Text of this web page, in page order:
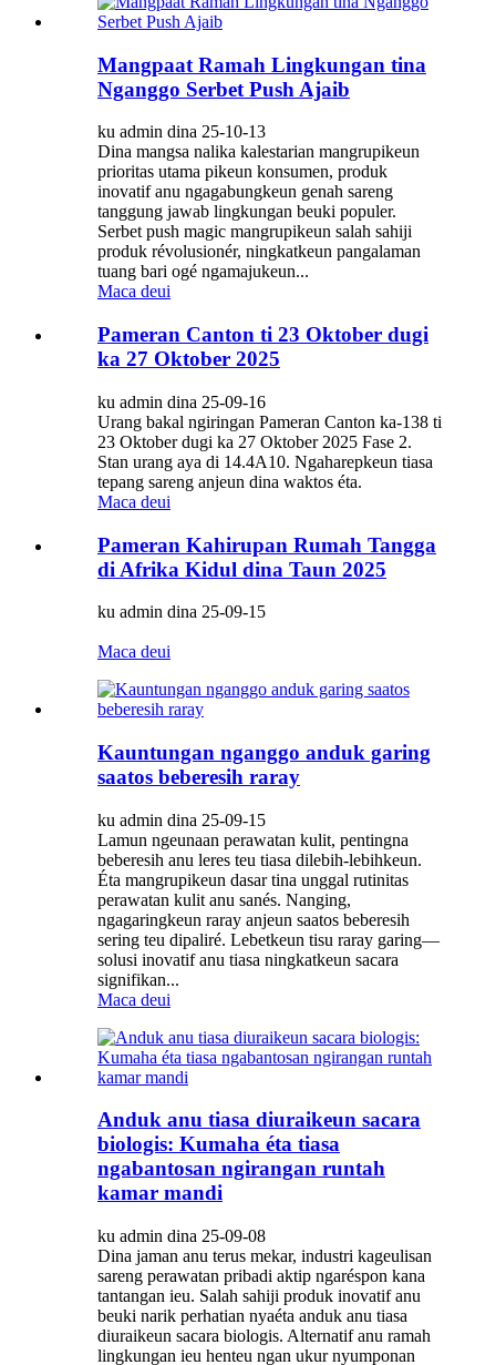
Mangpaat Ramah Lingkungan tina
Nganggo Serbet Push Ajaib
ku admin dina 25-10-13
Dina mangsa nalika kalestarian mangrupikeun
prioritas utama pikeun konsumen, produk
inovatif anu ngagabungkeun genah sareng
tanggung jawab lingkungan beuki populer.
Serbet push magic mangrupikeun salah sahiji
produk révolusionér, ningkatkeun pangalaman
tuang bari ogé ngamajukeun...
Maca deui
Pameran Canton ti 23 Oktober dugi
ka 27 Oktober 2025
ku admin dina 25-09-16
Urang bakal ngiringan Pameran Canton ka-138 ti
23 Oktober dugi ka 27 Oktober 2025 Fase 2.
Stan urang aya di 14.4A10. Ngaharepkeun tiasa
tepang sareng anjeun dina waktos éta.
Maca deui
Pameran Kahirupan Rumah Tangga
di Afrika Kidul dina Taun 2025
ku admin dina 25-09-15
Maca deui
Kauntungan nganggo anduk garing
saatos beberesih raray
ku admin dina 25-09-15
Lamun ngeunaan perawatan kulit, pentingna
beberesih anu leres teu tiasa dilebih-lebihkeun.
Éta mangrupikeun dasar tina unggal rutinitas
perawatan kulit anu sanés. Nanging,
ngagaringkeun raray anjeun saatos beberesih
sering teu dipaliré. Lebetkeun tisu raray garing—
solusi inovatif anu tiasa ningkatkeun sacara
signifikan...
Maca deui
Anduk anu tiasa diuraikeun sacara
biologis: Kumaha éta tiasa
ngabantosan ngirangan runtah
kamar mandi
ku admin dina 25-09-08
Dina jaman anu terus mekar, industri kageulisan
sareng perawatan pribadi aktip ngaréspon kana
tantangan ieu. Salah sahiji produk inovatif anu
beuki narik perhatian nyaéta anduk anu tiasa
diuraikeun sacara biologis. Alternatif anu ramah
lingkungan ieu henteu ngan ukur nyumponan